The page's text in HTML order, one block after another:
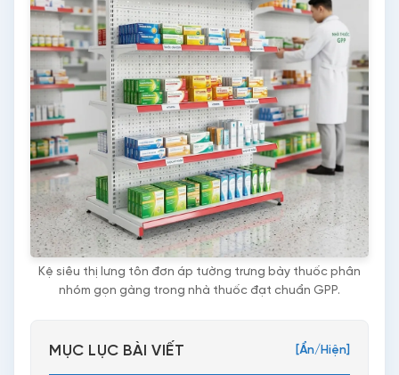
Kệ siêu thị lưng tôn đơn áp tường trưng bày thuốc phân
nhóm gọn gàng trong nhà thuốc đạt chuẩn GPP.
MỤC LỤC BÀI VIẾT [Ẩn/Hiện]